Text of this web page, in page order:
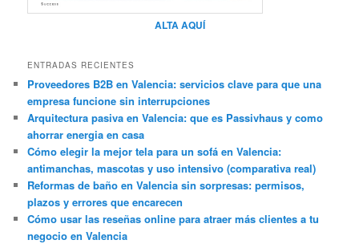
ALTA AQUÍ
ENTRADAS RECIENTES
Proveedores B2B en Valencia: servicios clave para que una
empresa funcione sin interrupciones
Arquitectura pasiva en Valencia: que es Passivhaus y como
ahorrar energia en casa
Cómo elegir la mejor tela para un sofá en Valencia:
antimanchas, mascotas y uso intensivo (comparativa real)
Reformas de baño en Valencia sin sorpresas: permisos,
plazos y errores que encarecen
Cómo usar las reseñas online para atraer más clientes a tu
negocio en Valencia